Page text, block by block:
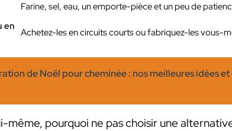
Farine, sel, eau, un emporte-pièce et un peu de
en
Achetez-les en circuits courts ou fabriquez-les vous-
de Noël pour cheminée : nos meilleures idées
même, pourquoi ne pas choisir une